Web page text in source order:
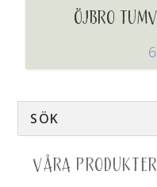
ÖJBRO
VÅRA PRODUKTER